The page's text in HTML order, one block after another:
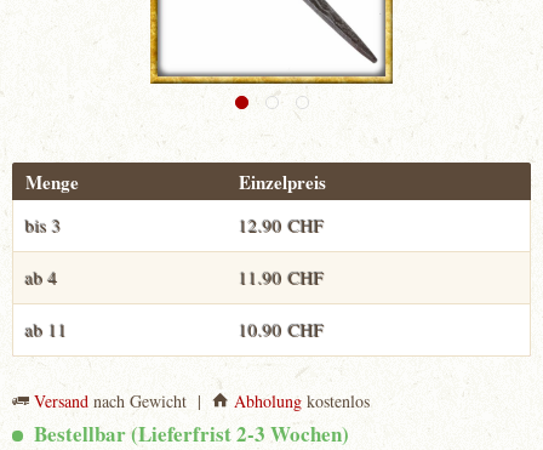
Menge Einzelpreis
bis3 12.90 CHF
ab4 11.90 CHF
ab 11 10.90 CHF
Versand nach Gewicht | Abholung kostenlos
Bestellbar (Lieferfrist 2-3 Wochen)